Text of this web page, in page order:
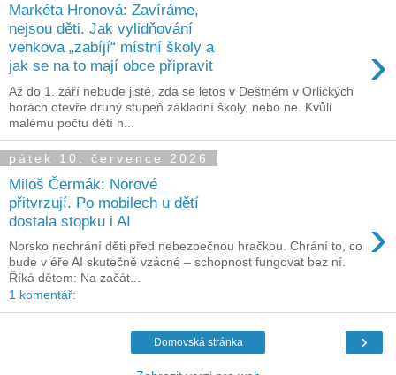
Markéta Hronová: Zavíráme,
nejsou děti. Jak vylidňování
venkova „zabíjí“ místní školy a
jak se na to mají obce připravit
›
Až do 1. září nebude jisté, zda se letos v Deštném v Orlických
horách otevře druhý stupeň základní školy, nebo ne. Kvůli
malému počtu dětí h...
pátek 10. července 2026
Miloš Čermák: Norové
přitvrzují. Po mobilech u dětí
dostala stopku i AI
›
Norsko nechrání děti před nebezpečnou hračkou. Chrání to, co
bude v éře AI skutečně vzácné – schopnost fungovat bez ní.
Říká dětem: Na začát...
1 komentář:
›
Domovská stránka